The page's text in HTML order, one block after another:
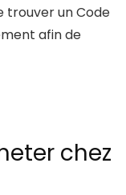
trouver unCode
afin de
chez